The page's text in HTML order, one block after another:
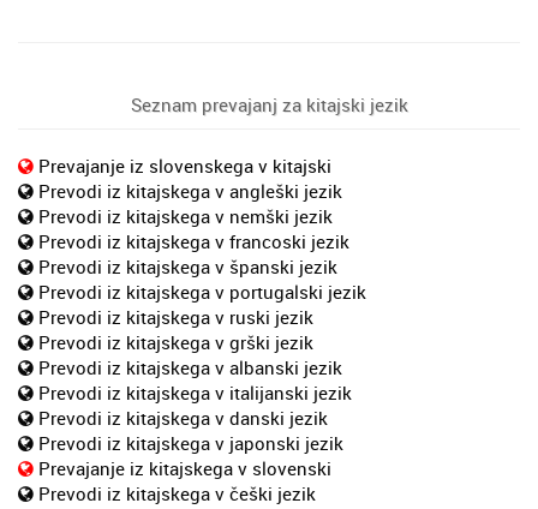
Seznam prevajanj za kitajski jezik
Prevajanje iz slovenskega v kitajski
Prevodi iz kitajskega v angleški jezik
Prevodi iz kitajskega v nemški jezik
Prevodi iz kitajskega v francoski jezik
Prevodi iz kitajskega v španski jezik
Prevodi iz kitajskega v portugalski jezik
Prevodi iz kitajskega v ruski jezik
Prevodi iz kitajskega v grški jezik
Prevodi iz kitajskega v albanski jezik
Prevodi iz kitajskega v italijanski jezik
Prevodi iz kitajskega v danski jezik
Prevodi iz kitajskega v japonski jezik
Prevajanje iz kitajskega v slovenski
Prevodi iz kitajskega v češki jezik